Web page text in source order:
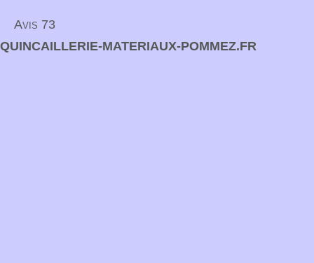
Avis 73
QUINCAILLERIE-MATERIAUX-POMMEZ.FR